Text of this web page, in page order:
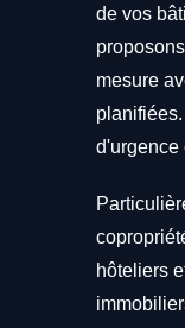
de vos
mesure
d'urgence
hôteliers